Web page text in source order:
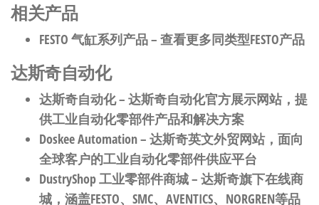
相关产品
FESTO 气缸系列产品– 查看更多同类型FESTO产品
达斯奇自动化
达斯奇自动化– 达斯奇自动化官方展示网站，提
供工业自动化零部件产品和解决方案
Doskee Automation– 达斯奇英文外贸网站，面向
全球客户的工业自动化零部件供应平台
DustryShop 工业零部件商城– 达斯奇旗下在线商
城，涵盖FESTO、SMC、AVENTICS、NORGREN等品